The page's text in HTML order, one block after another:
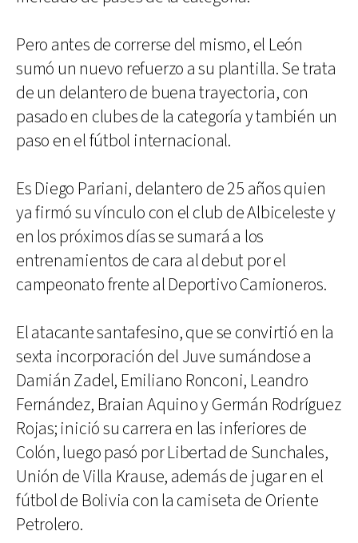
Pero antes de correrse del mismo, el León
sumó un nuevo refuerzo a su plantilla. Se trata
de un delantero de buena trayectoria, con
pasado en clubes de la categoría y también un
paso en el fútbol internacional.
Es Diego Pariani, delantero de 25 años quien
ya firmó su vínculo con el club de Albiceleste y
en los próximos días se sumará a los
entrenamientos de cara al debut por el
campeonato frente al Deportivo Camioneros.
El atacante santafesino, que se convirtió en la
sexta incorporación del Juve sumándose a
Damián Zadel, Emiliano Ronconi, Leandro
Fernández, Braian Aquino y Germán Rodríguez
Rojas; inició su carrera en las inferiores de
Colón, luego pasó por Libertad de Sunchales,
Unión de Villa Krause, además de jugar en el
fútbol de Bolivia con la camiseta de Oriente
Petrolero.